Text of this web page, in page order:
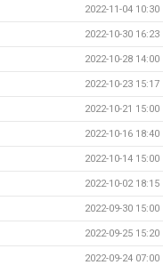
2022-11-04 10:30
2022-10-30 16:23
2022-10-28 14:00
2022-10-23 15:17
2022-10-21 15:00
2022-10-16 18:40
2022-10-14 15:00
2022-10-02 18:15
2022-09-30 15:00
2022-09-25 15:20
2022-09-24 07:00